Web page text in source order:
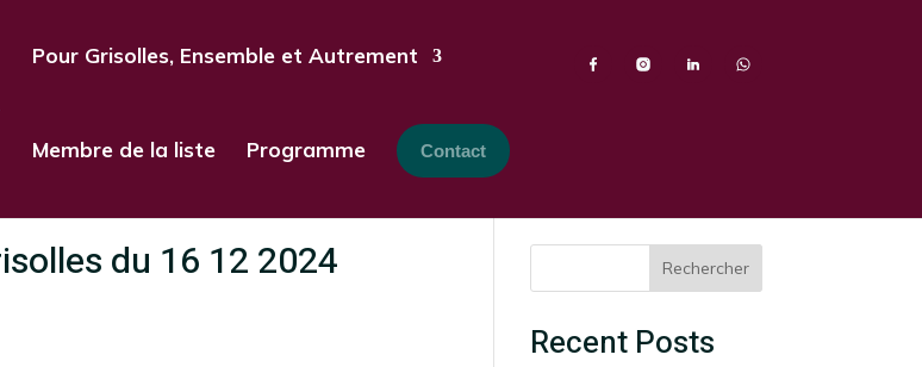
Pour Grisolles, Ensemble et Autrement
Membre de la liste Programme Contact
du 16 12 2024 Rechercher
Recent Posts